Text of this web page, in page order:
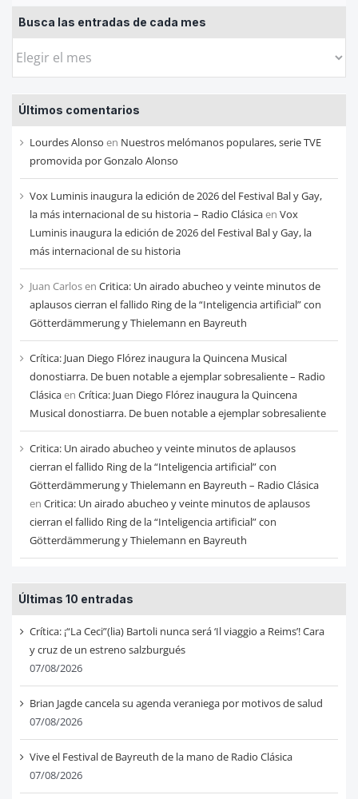
Busca las entradas de cada mes
Busca
entradas
de
cada
mes
Últimos comentarios
Lourdes Alonso en Nuestros melómanos populares, serie TVE
promovida por Gonzalo Alonso
Vox Luminis inaugura la edición de 2026 del Festival Bal y Gay,
la más internacional de su historia – Radio Clásicaen Vox
Luminis inaugura la edición de 2026 del Festival Bal y Gay, la
más internacional de su historia
Juan Carlosen Critica: Un airado abucheo y veinte minutos de
aplausos cierran el fallido Ring de la “Inteligencia artificial” con
Götterdämmerung y Thielemann en Bayreuth
Crítica: Juan Diego Flórez inaugura la Quincena Musical
donostiarra. De buen notable a ejemplar sobresaliente – Radio
Clásicaen Crítica: Juan Diego Flórez inaugura la Quincena
Musical donostiarra. De buen notable a ejemplar sobresaliente
Critica: Un airado abucheo y veinte minutos de aplausos
cierran el fallido Ring de la “Inteligencia artificial” con
Götterdämmerung y Thielemann en Bayreuth – Radio Clásica
en Critica: Un airado abucheo y veinte minutos de aplausos
cierran el fallido Ring de la “Inteligencia artificial” con
Götterdämmerung y Thielemann en Bayreuth
Últimas 10 entradas
Crítica: ¡“La Ceci”(lia) Bartoli nunca será ‘Il viaggio a Reims’! Cara
y cruz de un estreno salzburgués
07/08/2026
Brian Jagde cancela su agenda veraniega por motivos de salud
07/08/2026
Vive el Festival de Bayreuth de la mano de Radio Clásica
07/08/2026